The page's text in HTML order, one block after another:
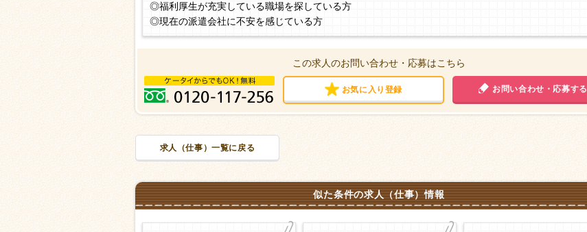
◎福利厚生が充実している職場を探している方
◎現在の派遣会社に不安を感じている方
この求人のお問い合わせ・応募はこちら
お気に入り登録 お問い合わせ・応募する
求人（仕事）一覧に戻る
似た条件の求人（仕事）情報